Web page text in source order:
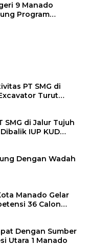
9 Manado
Program
PT SMG di
Turut
SMG di Jalur Tujuh
IUP KUD
Dengan Wadah
Manado Gelar
36 Calon
Dengan Sumber
Utara 1 Manado